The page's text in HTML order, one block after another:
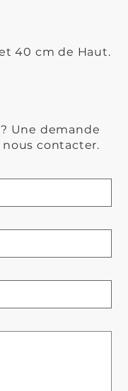
40 cm de Haut.
Une demande
contacter.